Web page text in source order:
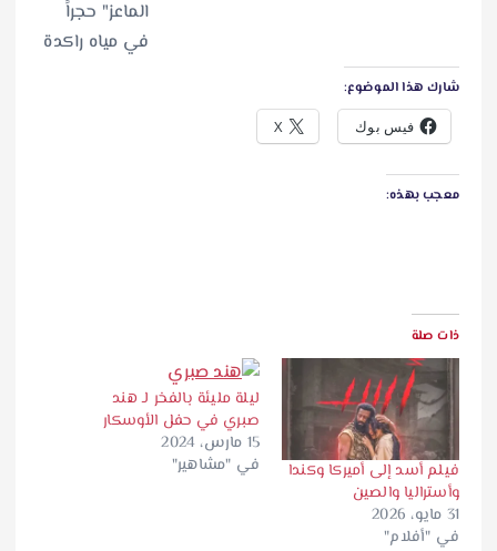
شارك هذا الموضوع:
فيس بوك X
معجب بهذه:
ذات صلة
فيلم أسد إلى أميركا وكندا
وأستراليا والصين
31 مايو، 2026
في "أفلام"
ليلة مليئة بالفخر لـ هند
صبري في حفل الأوسكار
15 مارس، 2024
في "مشاهير"